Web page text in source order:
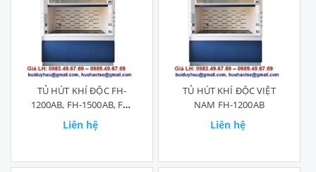
TỦ HÚT KHÍ ĐỘC FH-
1200AB, FH-1500AB, FH-
1800AB
Liên hệ
TỦ HÚT KHÍ ĐỘC VIỆT
NAM FH-1200AB
Liên hệ